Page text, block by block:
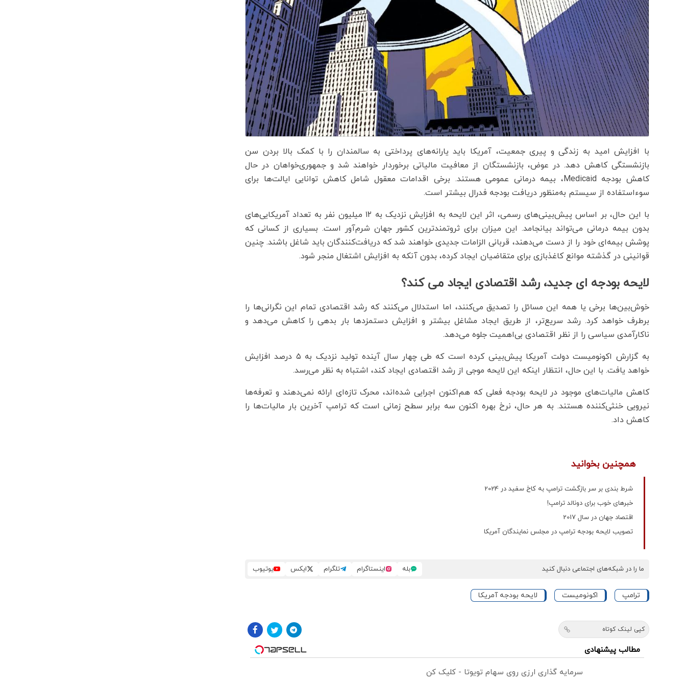
با افزایش امید به زندگی و پیری جمعیت، آمریکا باید یارانه‌های پرداختی به سالمندان را با کمک بالا بردن سن
بازنشستگی کاهش دهد. در عوض، بازنشستگان از معافیت مالیاتی برخوردار خواهند شد و جمهوری‌خواهان در حال
کاهش بودجه Medicaid، بیمه درمانی عمومی هستند. برخی اقدامات معقول شامل کاهش توانایی ایالت‌ها برای
سوءاستفاده از سیستم به‌منظور دریافت بودجه فدرال بیشتر است.
با این حال، بر اساس پیش‌بینی‌های رسمی، اثر این لایحه به افزایش نزدیک به ۱۲ میلیون نفر به تعداد آمریکایی‌های
بدون بیمه درمانی می‌تواند بیانجامد. این میزان برای ثروتمندترین کشور جهان شرم‌آور است. بسیاری از کسانی که
پوشش بیمه‌ای خود را از دست می‌دهند، قربانی الزامات جدیدی خواهند شد که دریافت‌کنندگان باید شاغل باشند. چنین
قوانینی در گذشته موانع کاغذبازی برای متقاضیان ایجاد کرده، بدون آنکه به افزایش اشتغال منجر شود.
لایحه بودجه ای جدید، رشد اقتصادی ایجاد می کند؟
خوش‌بین‌ها برخی یا همه این مسائل را تصدیق می‌کنند، اما استدلال می‌کنند که رشد اقتصادی تمام این نگرانی‌ها را
برطرف خواهد کرد. رشد سریع‌تر، از طریق ایجاد مشاغل بیشتر و افزایش دستمزدها بار بدهی را کاهش می‌دهد و
ناکارآمدی سیاسی را از نظر اقتصادی بی‌اهمیت جلوه می‌دهد.
به گزارش اکونومیست دولت آمریکا پیش‌بینی کرده است که طی چهار سال آینده تولید نزدیک به ۵ درصد افزایش
خواهد یافت. با این حال، انتظار اینکه این لایحه موجی از رشد اقتصادی ایجاد کند، اشتباه به نظر می‌رسد.
کاهش مالیات‌های موجود در لایحه بودجه فعلی که هم‌اکنون اجرایی شده‌اند، محرک تازه‌ای ارائه نمی‌دهند و تعرفه‌ها
نیرویی خنثی‌کننده هستند. به هر حال، نرخ بهره اکنون سه برابر سطح زمانی است که ترامپ آخرین بار مالیات‌ها را
کاهش داد.
همچنین بخوانید
شرط‌ بندی بر سر بازگشت ترامپ به کاخ‌ سفید در 2024
خبرهای خوب برای دونالد ترامپ!
اقتصاد جهان در سال 2017
تصویب لایحه بودجه ترامپ در مجلس نمایندگان آمریکا
ما را در شبکه‌های اجتماعی دنبال کنید بله اینستاگرام تلگرام ایکس یوتیوب
ترامپ اکونومیست لایحه بودجه آمریکا
کپی لینک کوتاه
مطالب پیشنهادی
سرمایه گذاری ارزی روی سهام تویوتا - کلیک کن